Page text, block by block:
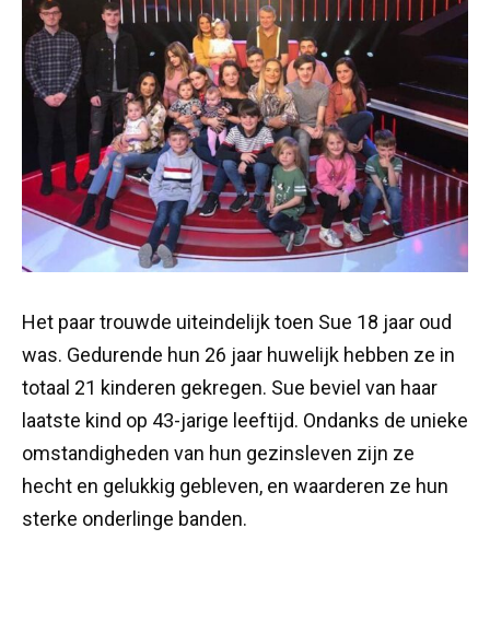
Het paar trouwde uiteindelijk toen Sue 18 jaar oud
was. Gedurende hun 26 jaar huwelijk hebben ze in
totaal 21 kinderen gekregen. Sue beviel van haar
laatste kind op 43-jarige leeftijd. Ondanks de unieke
omstandigheden van hun gezinsleven zijn ze
hecht en gelukkig gebleven, en waarderen ze hun
sterke onderlinge banden.